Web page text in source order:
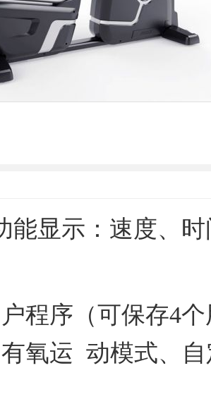
能显示：速度、
程序（可保存4
氧运 动模式、